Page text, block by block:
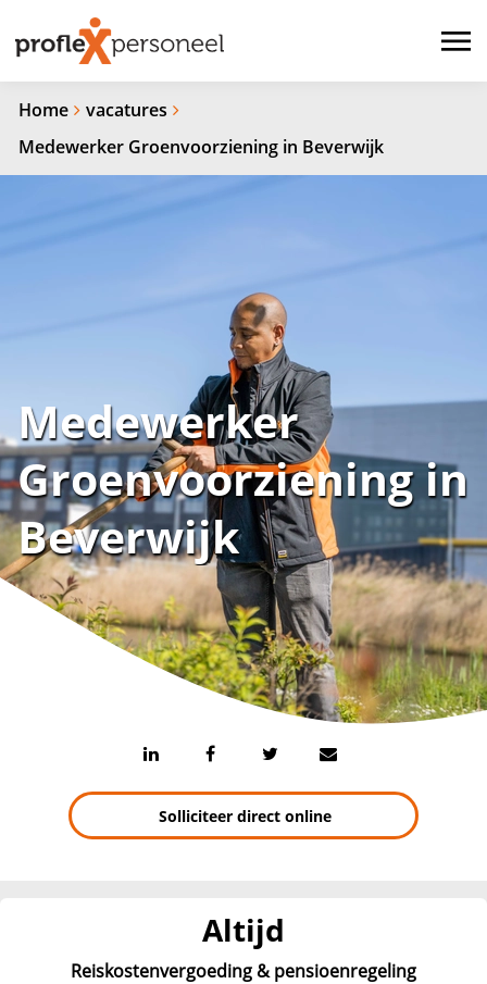
Home
vacatures
Medewerker Groenvoorziening in Beverwijk
Medewerker
Groenvoorziening in
Beverwijk
Solliciteer direct online
Altijd
Reiskostenvergoeding & pensioenregeling